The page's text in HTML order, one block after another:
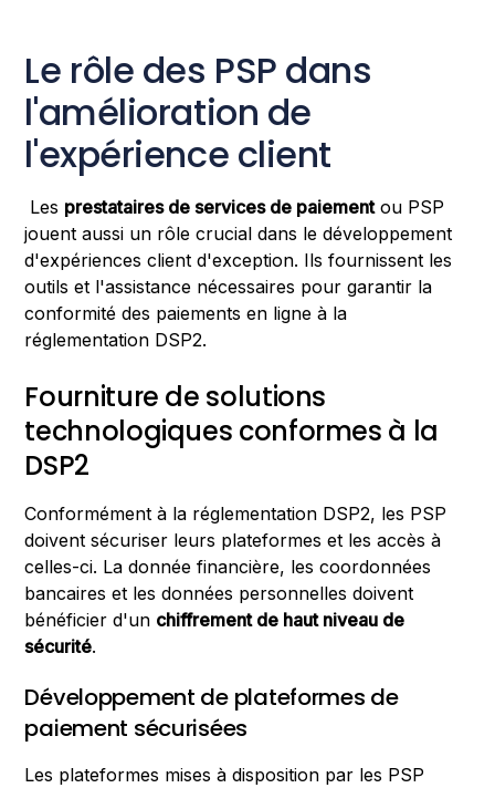
Le rôle des PSP dans
l'amélioration de
l'expérience client
Les prestataires de services de paiementou PSP
jouent aussi un rôle crucial dans le développement
d'expériences client d'exception. Ils fournissent les
outils et l'assistance nécessaires pour garantir la
conformité des paiements en ligne à la
réglementation DSP2.
Fourniture de solutions
technologiques conformes à la
DSP2
Conformément à la réglementation DSP2, les PSP
doivent sécuriser leurs plateformes et les accès à
celles-ci. La donnée financière, les coordonnées
bancaires et les données personnelles doivent
bénéficier d'un chiffrement de haut niveau de
sécurité.
Développement de plateformes de
paiement sécurisées
Les plateformes mises à disposition par les PSP